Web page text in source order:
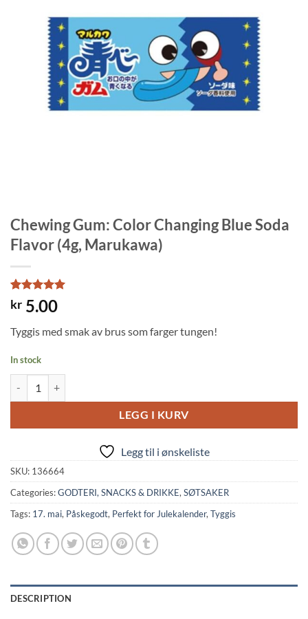
Chewing Gum: Color Changing Blue Soda
Flavor (4g, Marukawa)
Rated5
out of 5
1
customer
kr 5.00
Tyggis med smak av brus som farger tungen!
In stock
LEGG I KURV
Legg til i ønskeliste
SKU: 136664
Categories:GODTERI, SNACKS & DRIKKE, SØTSAKER
Tags: 17. mai, Påskegodt, Perfekt for Julekalender, Tyggis
DESCRIPTION